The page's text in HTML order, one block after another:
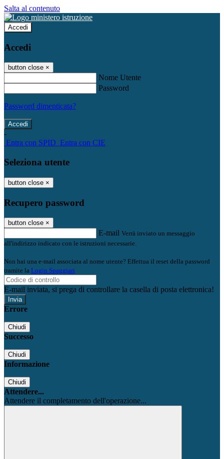
Salta al contenuto
Accedi
Accedi
button close ×
Nome Utente
Password
Password dimenticata?
-
Entra con SPID Entra con CIE
Seleziona utente
button close ×
Recupero password
button close ×
E-mail Verrà inviato un messaggio
all'indirizzo indicato con le istruzioni necessarie.
Non hai una e-mail associata al nome utente? Effettua il reset della password
tramite la Login Spaggiari
E-mail inviata, si prega di controllare la casella di posta elettronica!
Errore
Chiudi
Successo
Chiudi
Informazione
Chiudi
Attendere...
Attendere il completamento dell'operazione...